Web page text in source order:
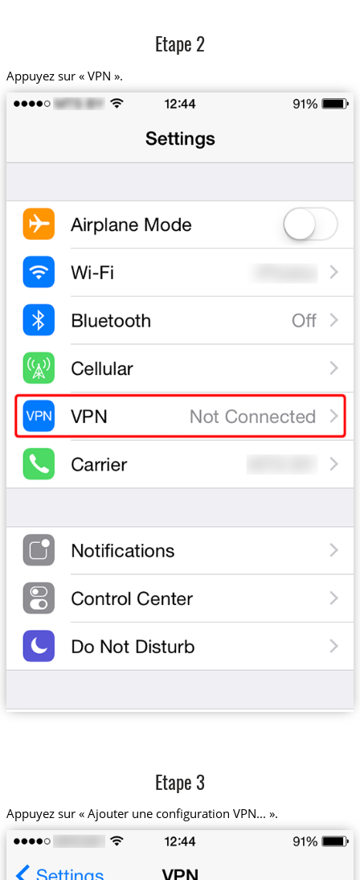
Etape 2
Appuyez sur « VPN ».
Etape 3
Appuyez sur « Ajouter une configuration VPN... ».